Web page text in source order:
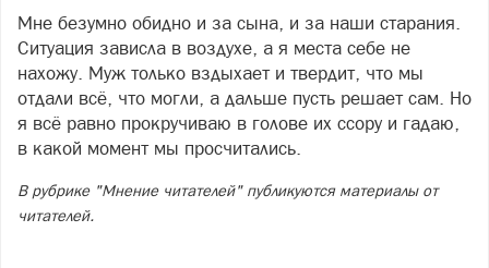
Мне безумно обидно и за сына, и за наши старания.
Ситуация зависла в воздухе, а я места себе не
нахожу. Муж только вздыхает и твердит, что мы
отдали всё, что могли, а дальше пусть решает сам. Но
я всё равно прокручиваю в голове их ссору и гадаю,
в какой момент мы просчитались.
В рубрике "Мнение читателей" публикуются материалы от
читателей.